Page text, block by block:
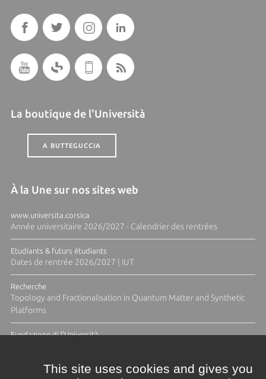
La boutique de l'Università
A BUTTEGUCCIA
À la Une sur nos sites web
www.universita.corsica
Année universitaire 2026/2027 - Calendrier des rentrées
Etudiants & futurs étudiants
Dates de rentrée 2026/2027 | IUT
Recherche
Topology and Fractionalisation in Quantum Matter and Synthetic
Platforms
Fundazione di l'Università
This site uses cookies and gives you